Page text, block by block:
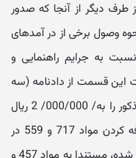
دیگر از آنجا که صدور
به ماده 3 قانون نحوه وصول برخی از در آمدهای
به جرایم راهنمایی و
این قسمت از دادنامه (سه
ماه و ده روز حبس ) نقض و حبس مذکور را به/ 000/000/ 2 ریال
جزای نقدی تبدیل می نماید و با اضافه کردن مواد 717 و 559 در